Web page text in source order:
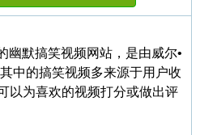
幽默搞笑视频网站，是由威尔•
中的搞笑视频多来源于用户收
以为喜欢的视频打分或做出评